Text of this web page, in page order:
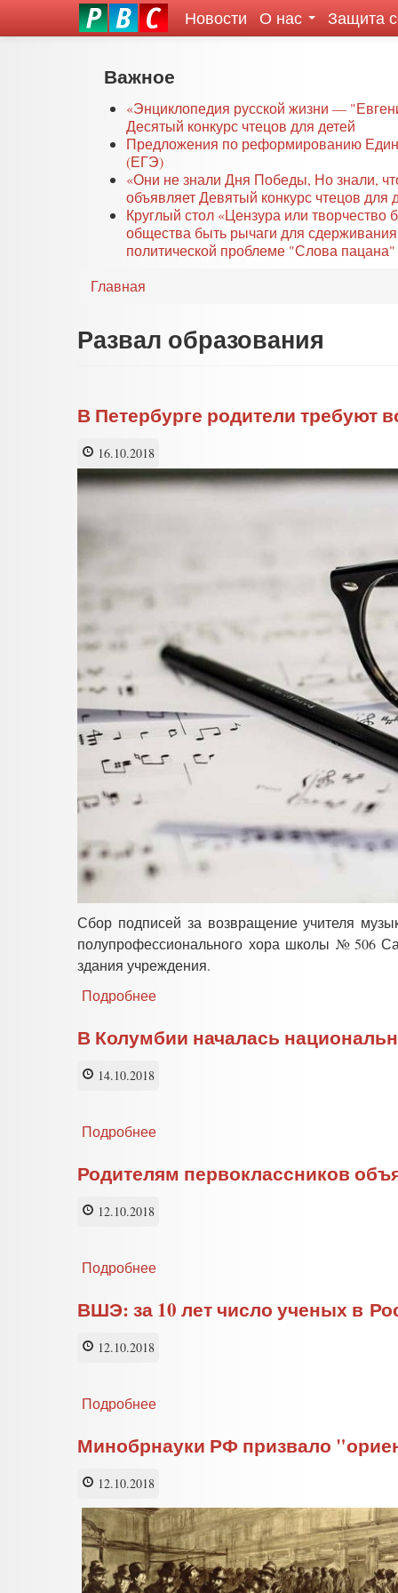
Новости О нас Защита
Важное
«Энциклопедия русской жизни —
Десятый конкурс чтецов для детей
Предложения по реформированию
(ЕГЭ)
«Они не знали Дня Победы, Но знали,
объявляет Девятый конкурс чтецов для
Круглый стол «Цензура или
общества быть рычаги для
политической проблеме "Слова пацана"
Главная
Развал образования
В Петербурге родители требуют
16.10.2018
Сбор подписей за возвращение учителя
полупрофессионального хора школы № 506
здания учреждения.
Подробнее
Петербурге
родители
В Колумбии началась
14.10.2018
Подробнее
Колумбии
началась
образование
Родителям первоклассников
12.10.2018
Подробнее
первоклассников
объяснили,
ВШЭ: за 10 лет число ученых в
12.10.2018
Подробнее
за
10
ученых
в России
сократилось
на
7%
Минобрнауки РФ призвало
12.10.2018